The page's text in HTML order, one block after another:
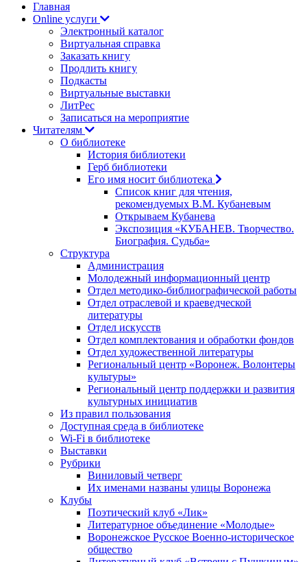
Главная
Online услуги
Электронный каталог
Виртуальная справка
Заказать книгу
Продлить книгу
Подкасты
Виртуальные выставки
ЛитРес
Записаться на мероприятие
Читателям
О библиотеке
История библиотеки
Герб библиотеки
Его имя носит библиотека
Список книг для чтения,
рекомендуемых В.М. Кубаневым
Открываем Кубанева
Экспозиция «КУБАНЕВ. Творчество.
Биография. Судьба»
Структура
Администрация
Молодежный информационный центр
Отдел методико-библиографической работы
Отдел отраслевой и краеведческой
литературы
Отдел искусств
Отдел комплектования и обработки фондов
Отдел художественной литературы
Региональный центр «Воронеж. Волонтеры
культуры»
Региональный центр поддержки и развития
культурных инициатив
Из правил пользования
Доступная среда в библиотеке
Wi-Fi в библиотеке
Выставки
Рубрики
Виниловый четверг
Их именами названы улицы Воронежа
Клубы
Поэтический клуб «Лик»
Литературное объединение «Молодые»
Воронежское Русское Военно-историческое
общество